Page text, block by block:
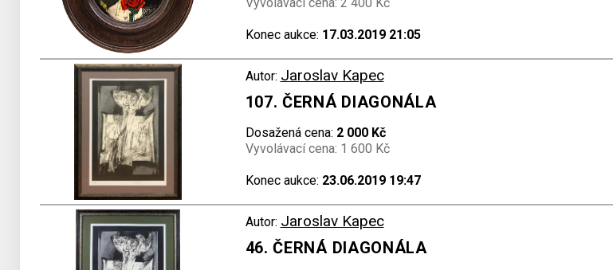
Konec aukce: 17.03.2019 21:05
Autor: Jaroslav Kapec
107. ČERNÁ DIAGONÁLA
Dosažená cena: 2 000 Kč
Vyvolávací cena: 1 600 Kč
Konec aukce: 23.06.2019 19:47
Autor: Jaroslav Kapec
46. ČERNÁ DIAGONÁLA